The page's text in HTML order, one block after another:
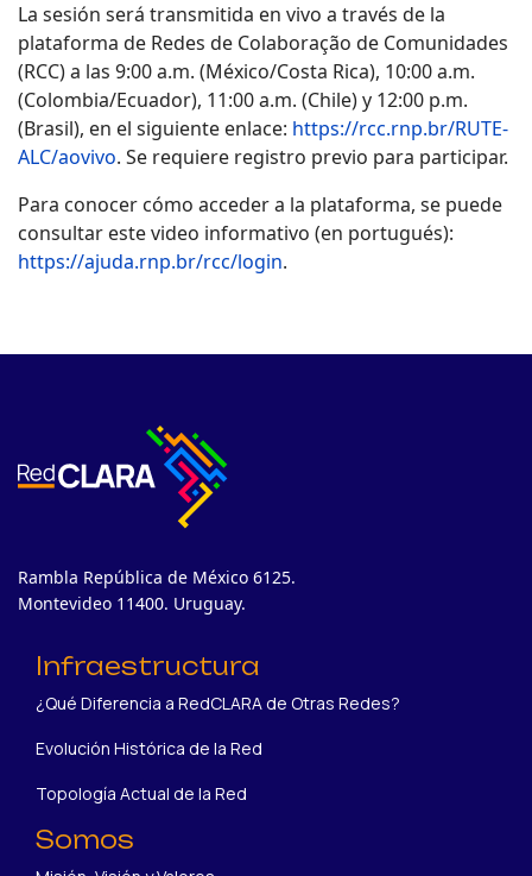
La sesión será transmitida en vivo a través de la
plataforma de Redes de Colaboração de Comunidades
(RCC) a las 9:00 a.m. (México/Costa Rica), 10:00 a.m.
(Colombia/Ecuador), 11:00 a.m. (Chile) y 12:00 p.m.
(Brasil), en el siguiente enlace: https://rcc.rnp.br/RUTE-
ALC/aovivo. Se requiere registro previo para participar.
Para conocer cómo acceder a la plataforma, se puede
consultar este video informativo (en portugués):
https://ajuda.rnp.br/rcc/login.
Rambla República de México 6125.
Montevideo 11400. Uruguay.
Infraestructura
¿Qué Diferencia a RedCLARA de Otras Redes?
Evolución Histórica de la Red
Topología Actual de la Red
Somos